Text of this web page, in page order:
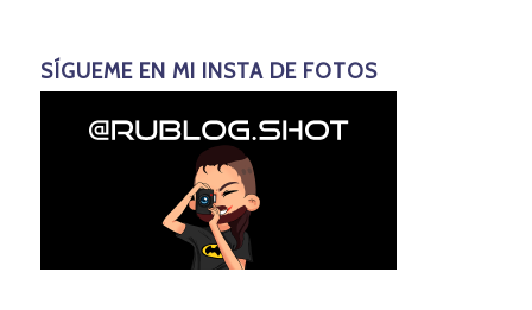
SÍGUEME EN MI INSTA DE FOTOS